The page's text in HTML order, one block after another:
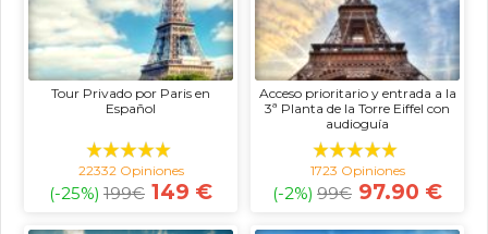
Tour Privado por Paris en
Español
22332 Opiniones
(-25%) 199€ 149 €
Acceso prioritario y entrada a la
3ª Planta de la Torre Eiffel con
audioguía
1723 Opiniones
(-2%) 99€ 97.90 €